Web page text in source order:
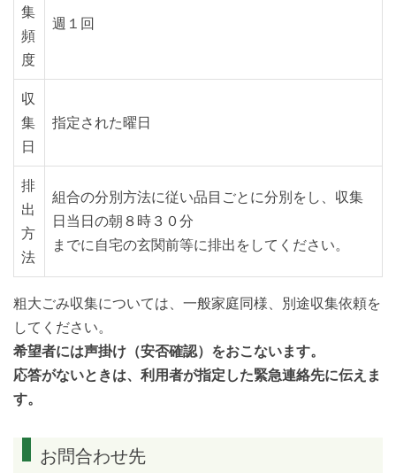
集
頻
度
週１回
収
集
日
指定された曜日
排
出
方
法
組合の分別方法に従い品目ごとに分別をし、収集
日当日の朝８時３０分
までに自宅の玄関前等に排出をしてください。
粗大ごみ収集については、一般家庭同様、別途収集依頼を
してください。
希望者には声掛け（安否確認）をおこないます。
応答がないときは、利用者が指定した緊急連絡先に伝えま
す。
お問合わせ先